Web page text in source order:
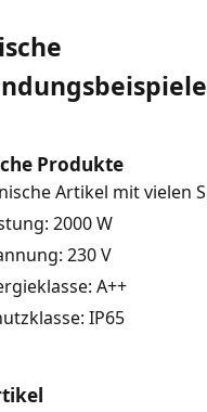
Produkte
2000 W
230 V
A++
IP65